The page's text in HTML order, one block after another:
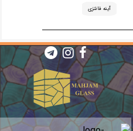
آینه فانتزی